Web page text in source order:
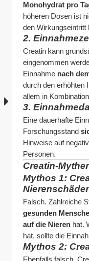
Monohydrat pro
höheren Dosen ist
den Wirkungseintritt
2.
Creatin kann
eingenommen
Einnahme nach
durch den erhöhten
allem in
3.
Eine dauerhafte
Forschungsstand
Hinweise auf
Personen.
Creatin-
Mythos 1:
Falsch. Zahlreiche
gesunden
auf die Nieren hat.
hat, sollte die
Mythos 2:
Ebenfalls falsch.